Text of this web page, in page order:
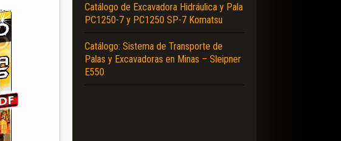
Catálogo de Excavadora Hidráulica y Pala
PC1250-7 y PC1250 SP-7 Komatsu
Catálogo: Sistema de Transporte de
Palas y Excavadoras en Minas – Sleipner
E550